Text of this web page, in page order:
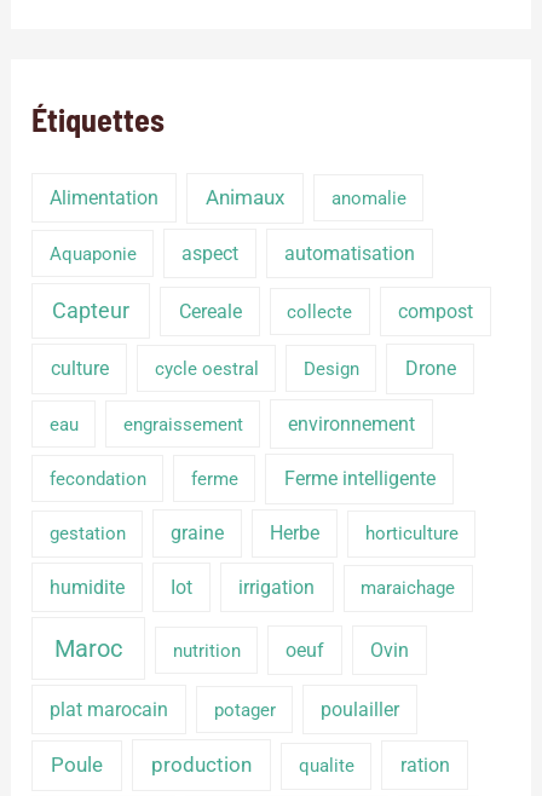
Étiquettes
Alimentation Animaux anomalie
Aquaponie aspect automatisation
Capteur Cereale collecte compost
culture cycle oestral Design Drone
eau engraissement environnement
fecondation ferme Ferme intelligente
gestation graine Herbe horticulture
humidite Iot irrigation maraichage
Maroc nutrition oeuf Ovin
plat marocain potager poulailler
Poule production qualite ration